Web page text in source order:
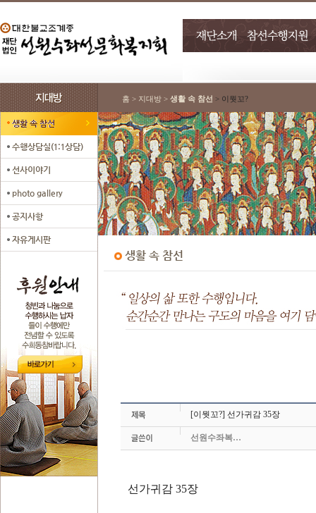
홈 > 지대방 > 생활 속 참선 > 이뭣꼬?
[이뭣꼬?] 선가귀감 35장
선원수좌복…
선가귀감 35장